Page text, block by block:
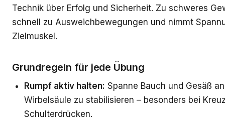
Technik über Erfolg und Sicherheit. Zu schweres
schnell zu Ausweichbewegungen und nimmt
Zielmuskel.
Grundregeln für jede Übung
Rumpf aktiv halten: Spanne Bauch und Gesäß
Wirbelsäule zu stabilisieren – besonders bei
Schulterdrücken.